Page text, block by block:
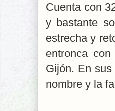
Cuenta con
y bastante
estrecha y
entronca
Gijón. En
nombre y la